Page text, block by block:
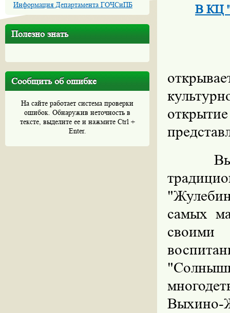
Информация Департамента ГОЧСиПБ
Полезно знать
Сообщить об ошибке
На сайте работает система проверки
ошибок. Обнаружив неточность в
тексте, выделите ее и нажмите Ctrl +
Enter.
В КЦ
самых
Выхино-